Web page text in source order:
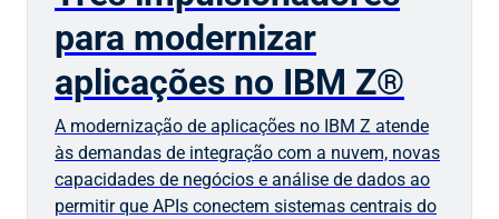
para modernizar
aplicações no IBM Z®
A modernização de aplicações no IBM Z atende
às demandas de integração com a nuvem, novas
capacidades de negócios e análise de dados ao
permitir que APIs conectem sistemas centrais do